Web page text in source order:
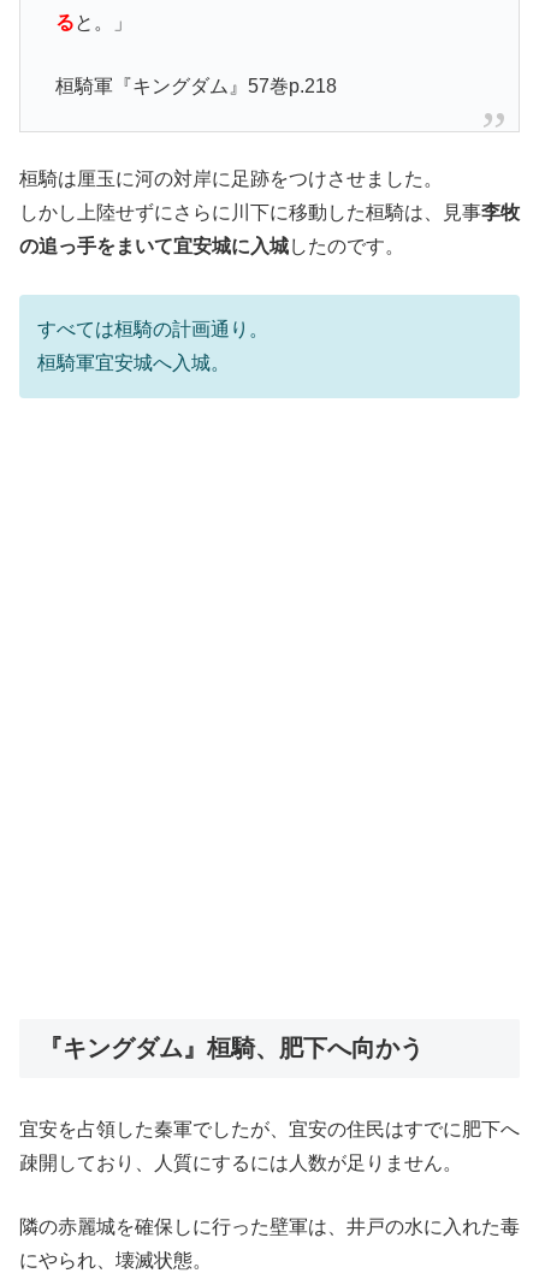
ると。」
桓騎軍『キングダム』57巻p.218
桓騎は厘玉に河の対岸に足跡をつけさせました。
しかし上陸せずにさらに川下に移動した桓騎は、見事李牧
の追っ手をまいて宜安城に入城したのです。
すべては桓騎の計画通り。
桓騎軍宜安城へ入城。
『キングダム』桓騎、肥下へ向かう
宜安を占領した秦軍でしたが、宜安の住民はすでに肥下へ
疎開しており、人質にするには人数が足りません。
隣の赤麗城を確保しに行った壁軍は、井戸の水に入れた毒
にやられ、壊滅状態。